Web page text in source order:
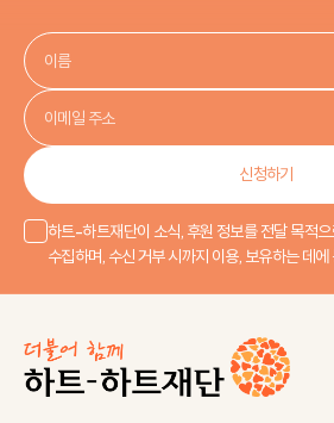
신청하기
하트-하트재단이 소식, 후원 정보를 전달 목적
수집하며, 수신 거부 시까지 이용, 보유하는 데